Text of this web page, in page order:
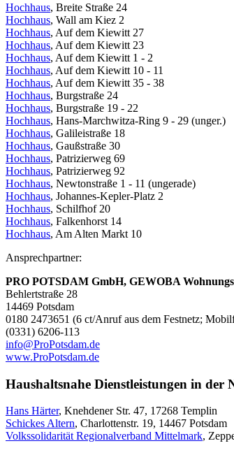
Hochhaus, Breite Straße 24
Hochhaus, Wall am Kiez 2
Hochhaus, Auf dem Kiewitt 27
Hochhaus, Auf dem Kiewitt 23
Hochhaus, Auf dem Kiewitt 1 - 2
Hochhaus, Auf dem Kiewitt 10 - 11
Hochhaus, Auf dem Kiewitt 35 - 38
Hochhaus, Burgstraße 24
Hochhaus, Burgstraße 19 - 22
Hochhaus, Hans-Marchwitza-Ring 9 - 29 (unger.)
Hochhaus, Galileistraße 18
Hochhaus, Gaußstraße 30
Hochhaus, Patrizierweg 69
Hochhaus, Patrizierweg 92
Hochhaus, Newtonstraße 1 - 11 (ungerade)
Hochhaus, Johannes-Kepler-Platz 2
Hochhaus, Schilfhof 20
Hochhaus, Falkenhorst 14
Hochhaus, Am Alten Markt 10
Ansprechpartner:
PRO POTSDAM GmbH, GEWOBA
Behlertstraße 28
14469 Potsdam
0180 2473651 (6 ct/Anruf aus dem Festnetz;
(0331) 6206-113
info@ProPotsdam.de
www.ProPotsdam.de
Haushaltsnahe Dienstleistungen in der
Hans Härter, Knehdener Str. 47, 17268 Templin
Schickes Altern, Charlottenstr. 19, 14467 Potsdam
Volkssolidarität Regionalverband Mittelmark,